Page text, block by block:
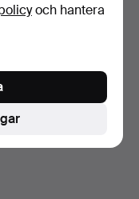
och hantera